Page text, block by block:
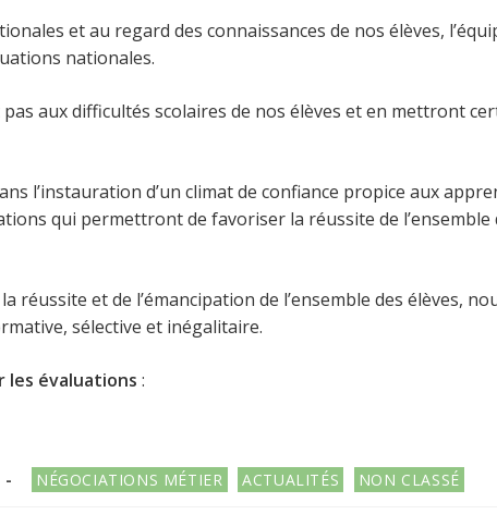
et au regard des connaissances de nos élèves,
nationales.
difficultés scolaires de nos élèves et en mettront
d’un climat de confiance propice aux
qui permettront de favoriser la réussite de l’ensemble
et de l’émancipation de l’ensemble des élèves,
sélective et inégalitaire.
les évaluations :
Post
category:
NÉGOCIATIONS MÉTIER ACTUALITÉS NON CLASSÉ